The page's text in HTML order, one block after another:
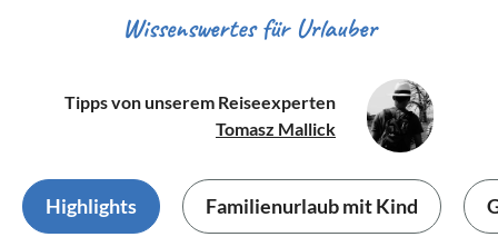
Wissenswertes für Urlauber
Tipps von unserem Reiseexperten
Tomasz Mallick
Highlights Familienurlaub mit Kind